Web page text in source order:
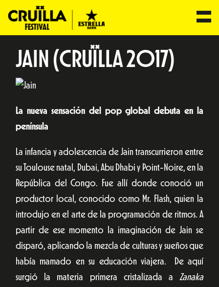
JAIN (CRUÏLLA 2017)
La nueva sensación del pop global debuta en la
península
La infancia y adolescencia de Jain transcurrieron entre
su Toulouse natal, Dubai, Abu Dhabi y Point-Noire, en la
República del Congo. Fue allí donde conoció un
productor local, conocido como Mr. Flash, quien la
introdujo en el arte de la programación de ritmos. A
partir de ese momento la imaginación de Jain se
disparó, aplicando la mezcla de culturas y sueños que
había mamado en su educación viajera. De aquí
surgió la materia primera cristalizada a Zanaka